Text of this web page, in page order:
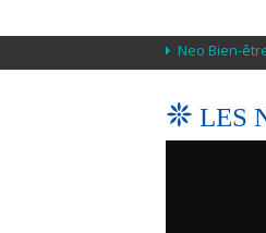
Neo Bien-
LES